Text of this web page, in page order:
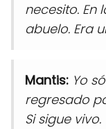
necesito. En
abuelo. Era
Mantis: Yo
regresado
Si sigue vivo.